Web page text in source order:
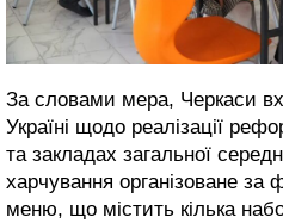
За словами мера, Черкаси
Україні щодо реалізації
та закладах загальної
харчування організоване
меню, що містить кілька